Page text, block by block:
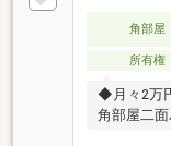
角部屋
所有権
◆月々2万
角部屋二